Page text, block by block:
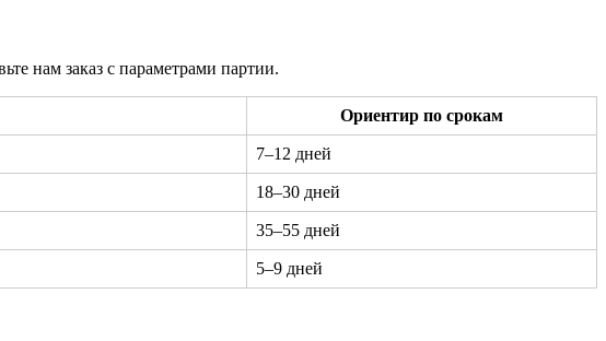
нам заказ с параметрами партии.
Ориентир по срокам
7–12 дней
18–30 дней
35–55 дней
5–9 дней